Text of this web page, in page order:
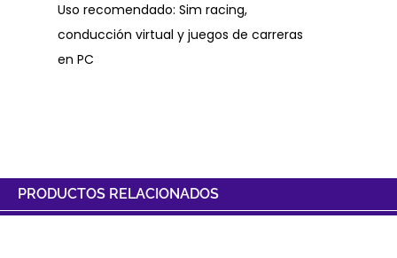
Uso recomendado: Sim racing,
conducción virtual y juegos de carreras
en PC
PRODUCTOS RELACIONADOS